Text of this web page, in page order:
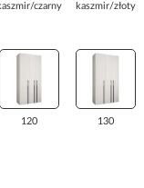
czarny kaszmir/złoty
120 130